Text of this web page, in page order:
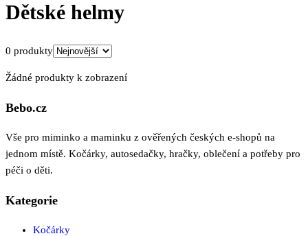
Dětské helmy
0 produkty
Žádné produkty k zobrazení
Bebo.cz
Vše pro miminko a maminku z ověřených českých e-shopů na
jednom místě. Kočárky, autosedačky, hračky, oblečení a potřeby pro
péči o děti.
Kategorie
Kočárky